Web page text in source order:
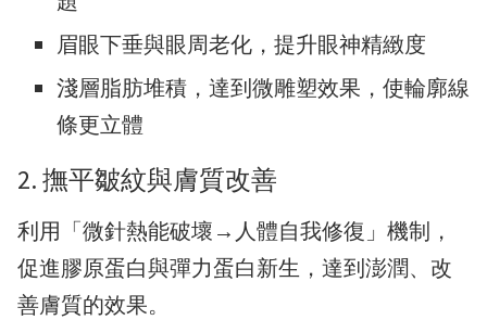
眉眼下垂與眼周老化，提升眼神精緻度
淺層脂肪堆積，達到微雕塑效果，使輪廓線
條更立體
2. 撫平皺紋與膚質改善
利用「微針熱能破壞→人體自我修復」機制，
促進膠原蛋白與彈力蛋白新生，達到澎潤、改
善膚質的效果。